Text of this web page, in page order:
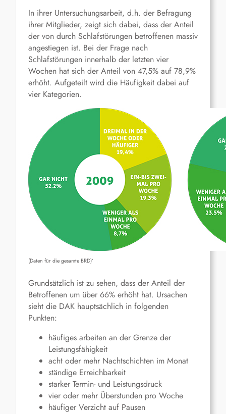
In ihrer Untersuchungsarbeit, d.h. der Befragung
ihrer Mitglieder, zeigt sich dabei, dass der Anteil
der von durch Schlafstörungen betroffenen massiv
angestiegen ist. Bei der Frage nach
Schlafstörungen innerhalb der letzten vier
Wochen hat sich der Anteil von 47,5% auf 78,9%
erhöht. Aufgeteilt wird die Häufigkeit dabei auf
vier Kategorien.
(Daten für die gesamte BRD)‘
Grundsätzlich ist zu sehen, dass der Anteil der
Betroffenen um über 66% erhöht hat. Ursachen
sieht die DAK hauptsächlich in folgenden
Punkten:
häufiges arbeiten an der Grenze der
Leistungsfähigkeit
acht oder mehr Nachtschichten im Monat
ständige Erreichbarkeit
starker Termin- und Leistungsdruck
vier oder mehr Überstunden pro Woche
häufiger Verzicht auf Pausen